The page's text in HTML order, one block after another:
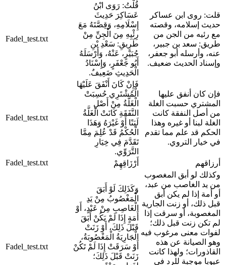
Fadel_test.txt
قُلْتُ: رَوَى ابْنُ
عَسَاكِرَ حَدِيثَ
إِسْلَامِهِ، وَقِصَّتَهُ مَعَ
رِئْيِهِ مِنَ الْجِنِّ مِنْ
طَرِيقِ: سَعْدِ بْنِ
جُبَيْرٍ، عَنْهُ، وَأَرْسَلَهُ
أَبُو جَعْفَرٍ، وَإِسْنَادُ
الْحَدِيثِ ضَعِيفٌ.
قلت: روى ابن عساكر
حديث إسلامه، وقصته
مع رئيه من الجن من
طريق: سعد بن جبير،
عنه، وأرسله أبو جعفر،
وإسناد الحديث ضعيف.
Fadel_test.txt
فَإِنْ كَانَ أَنْفَقَ عَلَيْهَا
الْمُشْتَرِي حُسِبَتْ
الْغَلَّةُ مِنْ أَصْلِ
النَّفَقَةِ كَانَتْ الْغَلَّةُ
لَبَنًا أَوْ غَيْرَهُ وَهَذَا
الْحُكْمُ قَدْ عُلِمَ مِمَّا
تَقَدَّمَ فِي خِيَارِ
التَّرَوِّي.
فإن كان أنفق عليها
المشتري حسبت الغلة
من أصل النفقة كانت
الغلة لبنا أو غيره وهذا
الحكم قد علم مما تقدم
في خيار التروي.
Fadel_test.txt أَرْزَاقِهِمْ أرزاقهم
Fadel_test.txt
وَكَذَلِكَ لَوْ أَبَقَ
الْمَغْصُوبُ مِنْ يَدِ
الْغَاصِبِ مِنْ عَبْدٍ، أَوْ
أَمَةٍ إِذَا لَمْ يَكُنْ أَبَقَ
قَبْلَ ذَلِكَ، أَوْ زَنَتْ
الْجَارِيَةُ الْمَغْصُوبَةُ،
أَوْ سَرَقَتْ إِذَا لَمْ تَكُنْ
زَنَتْ قَبْلَ ذَلِكَ؛
وكذلك لو أبق المغصوب
من يد الغاصب من عبد،
أو أمة إذا لم يكن أبق
قبل ذلك، أو زنت الجارية
المغصوبة، أو سرقت إذا
لم تكن زنت قبل ذلك؛
لفوات معنى مرغوب فيه
وهو الصيانة عن هذه
القاذورات؛ ولهذا كانت
عيوبا موجبة للرد في